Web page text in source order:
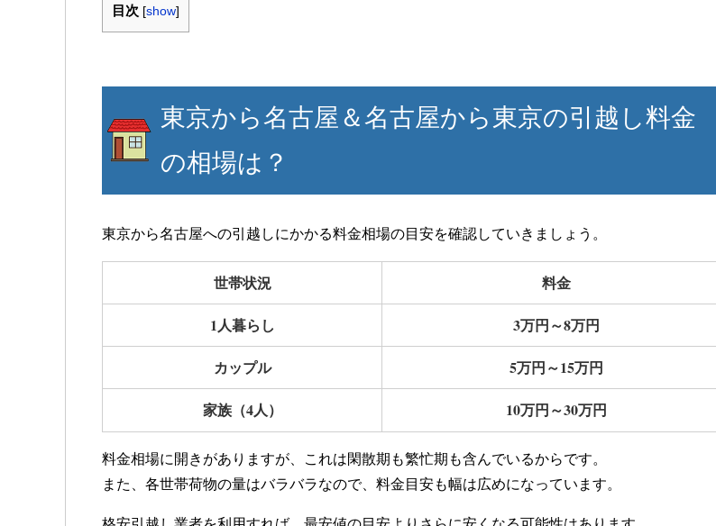
目次 [show]
東京から名古屋＆名古屋から東京の引越し料金
の相場は？
東京から名古屋への引越しにかかる料金相場の目安を確認していきましょう。
世帯状況 料金
1人暮らし 3万円～8万円
カップル 5万円～15万円
家族（4人） 10万円～30万円
料金相場に開きがありますが、これは閑散期も繁忙期も含んでいるからです。
また、各世帯荷物の量はバラバラなので、料金目安も幅は広めになっています。